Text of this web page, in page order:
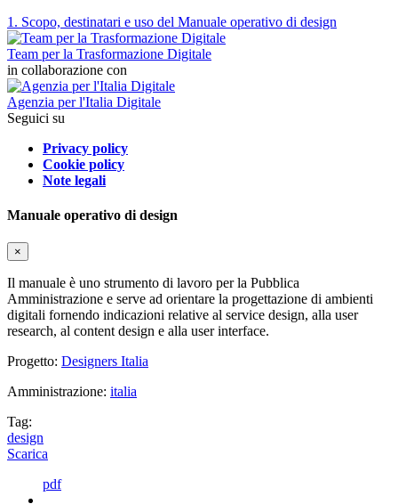
1. Scopo, destinatari e uso del Manuale operativo di design
Team per la Trasformazione Digitale
in collaborazione con
Agenzia per l'Italia Digitale
Seguici su
Privacy policy
Cookie policy
Note legali
Manuale operativo di design
×
Il manuale è uno strumento di lavoro per la Pubblica
Amministrazione e serve ad orientare la progettazione di ambienti
digitali fornendo indicazioni relative al service design, alla user
research, al content design e alla user interface.
Progetto: Designers Italia
Amministrazione: italia
Tag:
design
Scarica
pdf